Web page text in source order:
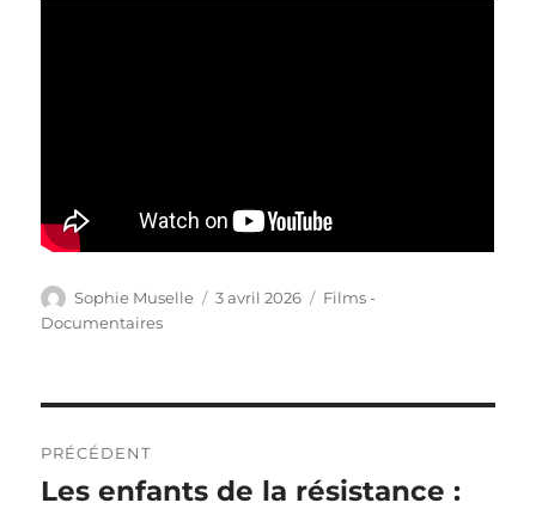
Auteur
Sophie Muselle
Publié
3 avril 2026 Catégories
Films -
Documentaires
de
PRÉCÉDENT
Article
Les enfants de la résistance :